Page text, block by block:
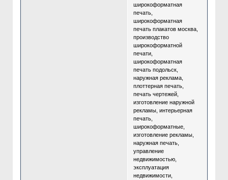
широкоформатная
печать,
широкоформатная
печать плакатов москва,
производство
широкоформатной
печати,
широкоформатная
печать подольск,
наружная реклама,
плоттерная печать,
печать чертежей,
изготовление наружной
рекламы, интерьерная
печать,
широкоформатные,
изготовление рекламы,
наружная печать,
управление
недвижимостью,
эксплуатация
недвижимости,